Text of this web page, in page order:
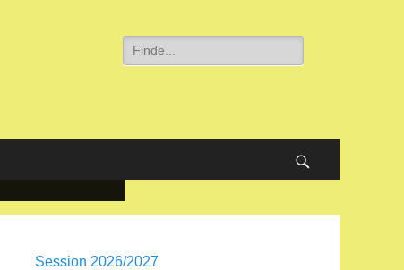
Session 2026/2027